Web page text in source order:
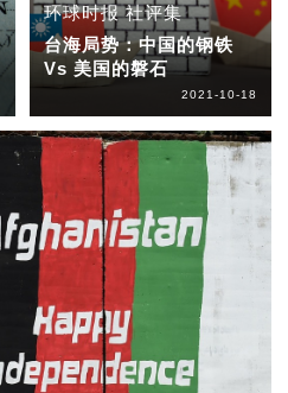
环球时报 社评集
台海局势：中国的钢铁
Vs 美国的磐石
2021-10-18